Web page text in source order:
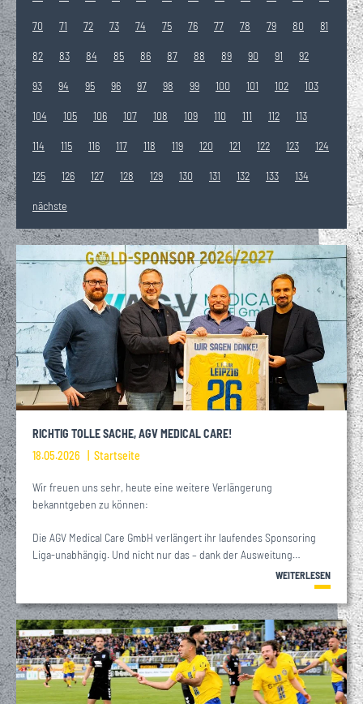
70 71 72 73 74 75 76 77 78 79 80 81
82 83 84 85 86 87 88 89 90 91 92
93 94 95 96 97 98 99 100 101 102 103
104 105 106 107 108 109 110 111 112 113
114 115 116 117 118 119 120 121 122 123 124
125 126 127 128 129 130 131 132 133 134
nächste
RICHTIG TOLLE SACHE, AGV MEDICAL CARE!
18.05.2026
Startseite
Wir freuen uns sehr, heute eine weitere Verlängerung
bekanntgeben zu können:
Die AGV Medical Care GmbH verlängert ihr laufendes Sponsoring
Liga-unabhängig. Und nicht nur das – dank der Ausweitung…
WEITERLESEN